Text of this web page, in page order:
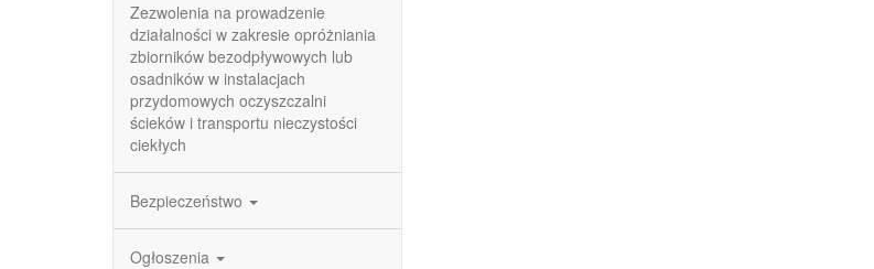
Zezwolenia na prowadzenie
działalności w zakresie opróżniania
zbiorników bezodpływowych lub
osadników w instalacjach
przydomowych oczyszczalni
ścieków i transportu nieczystości
ciekłych
Bezpieczeństwo
Ogłoszenia